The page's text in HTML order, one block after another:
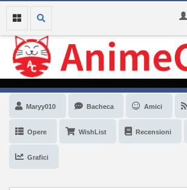
Maryy010 Bacheca Amici
Opere WishList Recensioni
Grafici